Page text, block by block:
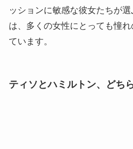
ッションに敏感な彼女たちが
は、多くの女性にとっても憧
ています。
ティソとハミルトン、どち